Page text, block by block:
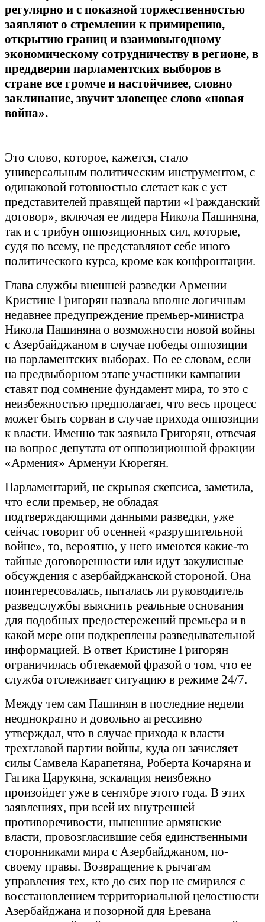
регулярно и с показной торжественностью
заявляют о стремлении к примирению,
открытию границ и взаимовыгодному
экономическому сотрудничеству в регионе, в
преддверии парламентских выборов в
стране все громче и настойчивее, словно
заклинание, звучит зловещее слово «новая
война».
Это слово, которое, кажется, стало
универсальным политическим инструментом, с
одинаковой готовностью слетает как с уст
представителей правящей партии «Гражданский
договор», включая ее лидера Никола Пашиняна,
так и с трибун оппозиционных сил, которые,
судя по всему, не представляют себе иного
политического курса, кроме как конфронтации.
Глава службы внешней разведки Армении
Кристине Григорян назвала вполне логичным
недавнее предупреждение премьер-министра
Никола Пашиняна о возможности новой войны
с Азербайджаном в случае победы оппозиции
на парламентских выборах. По ее словам, если
на предвыборном этапе участники кампании
ставят под сомнение фундамент мира, то это с
неизбежностью предполагает, что весь процесс
может быть сорван в случае прихода оппозиции
к власти. Именно так заявила Григорян, отвечая
на вопрос депутата от оппозиционной фракции
«Армения» Арменуи Кюрегян.
Парламентарий, не скрывая скепсиса, заметила,
что если премьер, не обладая
подтверждающими данными разведки, уже
сейчас говорит об осенней «разрушительной
войне», то, вероятно, у него имеются какие-то
тайные договоренности или идут закулисные
обсуждения с азербайджанской стороной. Она
поинтересовалась, пыталась ли руководитель
разведслужбы выяснить реальные основания
для подобных предостережений премьера и в
какой мере они подкреплены разведывательной
информацией. В ответ Кристине Григорян
ограничилась обтекаемой фразой о том, что ее
служба отслеживает ситуацию в режиме 24/7.
Между тем сам Пашинян в последние недели
неоднократно и довольно агрессивно
утверждал, что в случае прихода к власти
трехглавой партии войны, куда он зачисляет
силы Самвела Карапетяна, Роберта Кочаряна и
Гагика Царукяна, эскалация неизбежно
произойдет уже в сентябре этого года. В этих
заявлениях, при всей их внутренней
противоречивости, нынешние армянские
власти, провозгласившие себя единственными
сторонниками мира с Азербайджаном, по-
своему правы. Возвращение к рычагам
управления тех, кто до сих пор не смирился с
восстановлением территориальной целостности
Азербайджана и позорной для Еревана